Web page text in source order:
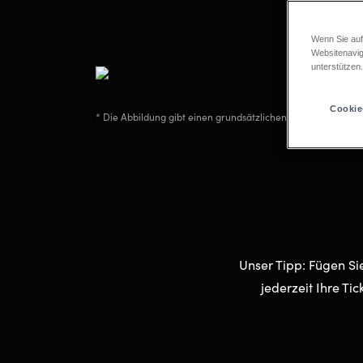
* Die Abbildung gibt einen grundsätzlichen räumlichen
Unser Tipp: Fügen
jederzeit Ihre
Wenn Sie
unterstützen.